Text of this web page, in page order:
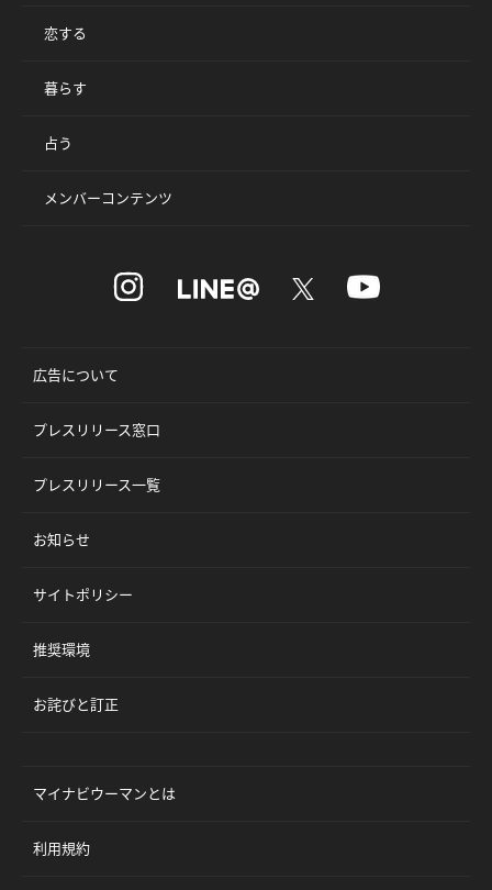
恋する
暮らす
占う
メンバーコンテンツ
広告について
プレスリリース窓口
プレスリリース一覧
お知らせ
サイトポリシー
推奨環境
お詫びと訂正
マイナビウーマンとは
利用規約